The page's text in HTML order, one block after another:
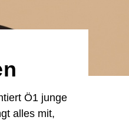
Ö1 junge
alles mit,